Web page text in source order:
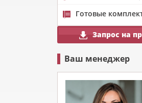
Готовые
Запрос на
Ваш менеджер